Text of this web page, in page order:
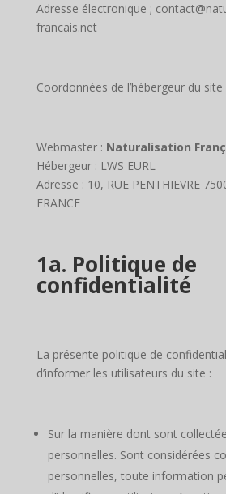
Adresse électronique ;
francais.net
Coordonnées de l’hébergeur du site
Webmaster : Naturalisation
Hébergeur : LWS EURL
Adresse : 10, RUE PENTHIEVRE
FRANCE
1a. Politique de
confidentialité
La présente politique de
d’informer les utilisateurs du site :
Sur la manière dont sont
personnelles. Sont considérées
personnelles, toute information